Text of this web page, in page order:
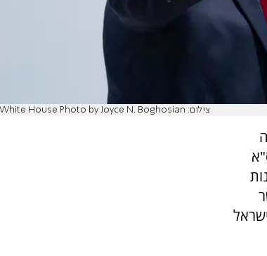
צילום: White House Photo by Joyce N. Boghosian